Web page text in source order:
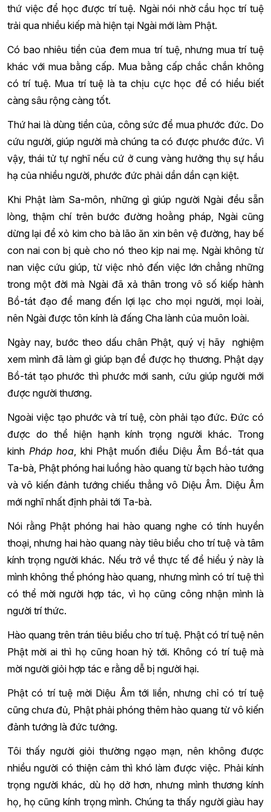
thứ việc để học được trí tuệ. Ngài nói nhờ cầu học trí tuệ
trải qua nhiều kiếp mà hiện tại Ngài mới làm Phật.
Có bao nhiêu tiền của đem mua trí tuệ, nhưng mua trí tuệ
khác với mua bằng cấp. Mua bằng cấp chắc chắn không
có trí tuệ. Mua trí tuệ là ta chịu cực học để có hiểu biết
càng sâu rộng càng tốt.
Thứ hai là dùng tiền của, công sức để mua phước đức. Do
cứu người, giúp người mà chúng ta có được phước đức. Vì
vậy, thái tử tự nghĩ nếu cứ ở cung vàng hưởng thụ sự hầu
hạ của nhiều người, phước đức phải dần dần cạn kiệt.
Khi Phật làm Sa-môn, những gì giúp người Ngài đều sẵn
lòng, thậm chí trên bước đường hoằng pháp, Ngài cũng
dừng lại để xỏ kim cho bà lão ăn xin bên vệ đường, hay bế
con nai con bị què cho nó theo kịp nai mẹ. Ngài không từ
nan việc cứu giúp, từ việc nhỏ đến việc lớn chẳng những
trong một đời mà Ngài đã xả thân trong vô số kiếp hành
Bồ-tát đạo để mang đến lợi lạc cho mọi người, mọi loài,
nên Ngài được tôn kính là đấng Cha lành của muôn loài.
Ngày nay, bước theo dấu chân Phật, quý vị hãy nghiệm
xem mình đã làm gì giúp bạn để được họ thương. Phật dạy
Bồ-tát tạo phước thì phước mới sanh, cứu giúp người mới
được người thương.
Ngoài việc tạo phước và trí tuệ, còn phải tạo đức. Đức có
được do thể hiện hạnh kính trọng người khác. Trong
kinh Pháp hoa, khi Phật muốn điều Diệu Âm Bồ-tát qua
Ta-bà, Phật phóng hai luồng hào quang từ bạch hào tướng
và vô kiến đảnh tướng chiếu thẳng vô Diệu Âm. Diệu Âm
mới nghĩ nhất định phải tới Ta-bà.
Nói rằng Phật phóng hai hào quang nghe có tính huyền
thoại, nhưng hai hào quang này tiêu biểu cho trí tuệ và tâm
kính trọng người khác. Nếu trở về thực tế để hiểu ý này là
mình không thể phóng hào quang, nhưng mình có trí tuệ thì
có thể mời người hợp tác, vì họ cũng công nhận mình là
người trí thức.
Hào quang trên trán tiêu biểu cho trí tuệ. Phật có trí tuệ nên
Phật mời ai thì họ cũng hoan hỷ tới. Không có trí tuệ mà
mời người giỏi hợp tác e rằng dễ bị người hại.
Phật có trí tuệ mời Diệu Âm tới liền, nhưng chỉ có trí tuệ
cũng chưa đủ, Phật phải phóng thêm hào quang từ vô kiến
đảnh tướng là đức tướng.
Tôi thấy người giỏi thường ngạo mạn, nên không được
nhiều người có thiện cảm thì khó làm được việc. Phải kính
trọng người khác, dù họ dở hơn, nhưng mình thương kính
họ, họ cũng kính trọng mình. Chúng ta thấy người giàu hay